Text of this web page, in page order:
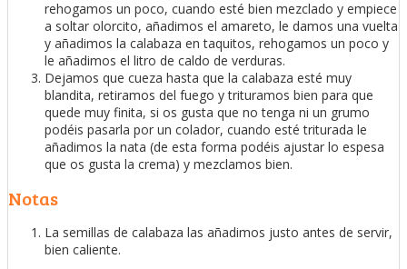
rehogamos un poco, cuando esté bien mezclado y empiece
a soltar olorcito, añadimos el amareto, le damos una vuelta
y añadimos la calabaza en taquitos, rehogamos un poco y
le añadimos el litro de caldo de verduras.
Dejamos que cueza hasta que la calabaza esté muy
blandita, retiramos del fuego y trituramos bien para que
quede muy finita, si os gusta que no tenga ni un grumo
podéis pasarla por un colador, cuando esté triturada le
añadimos la nata (de esta forma podéis ajustar lo espesa
que os gusta la crema) y mezclamos bien.
Notas
La semillas de calabaza las añadimos justo antes de servir,
bien caliente.